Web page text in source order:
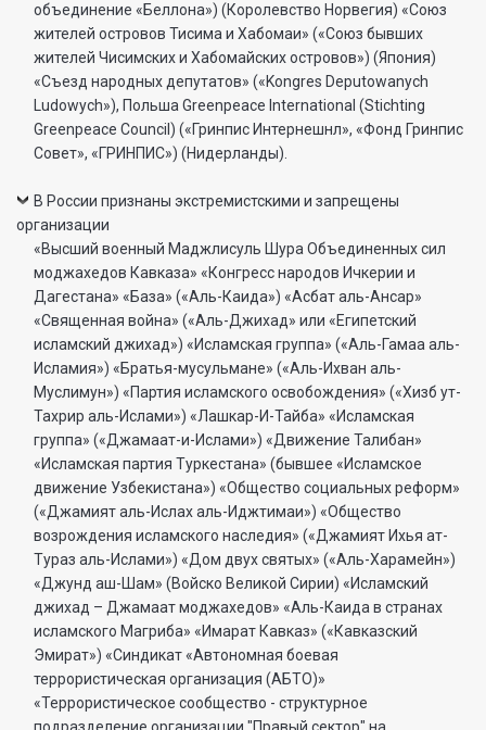
объединение «Беллона») (Королевство Норвегия) «Союз
жителей островов Тисима и Хабомаи» («Союз бывших
жителей Чисимских и Хабомайских островов») (Япония)
«Съезд народных депутатов» («Kongres Deputowanych
Ludowych»), Польша Greenpeace International (Stichting
Greenpeace Council) («Гринпис Интернешнл», «Фонд Гринпис
Совет», «ГРИНПИС») (Нидерланды).
В России признаны экстремистскими и запрещены
организации
«Высший военный Маджлисуль Шура Объединенных сил
моджахедов Кавказа» «Конгресс народов Ичкерии и
Дагестана» «База» («Аль-Каида») «Асбат аль-Ансар»
«Священная война» («Аль-Джихад» или «Египетский
исламский джихад») «Исламская группа» («Аль-Гамаа аль-
Исламия») «Братья-мусульмане» («Аль-Ихван аль-
Муслимун») «Партия исламского освобождения» («Хизб ут-
Тахрир аль-Ислами») «Лашкар-И-Тайба» «Исламская
группа» («Джамаат-и-Ислами») «Движение Талибан»
«Исламская партия Туркестана» (бывшее «Исламское
движение Узбекистана») «Общество социальных реформ»
(«Джамият аль-Ислах аль-Иджтимаи») «Общество
возрождения исламского наследия» («Джамият Ихья ат-
Тураз аль-Ислами») «Дом двух святых» («Аль-Харамейн»)
«Джунд аш-Шам» (Войско Великой Сирии) «Исламский
джихад – Джамаат моджахедов» «Аль-Каида в странах
исламского Магриба» «Имарат Кавказ» («Кавказский
Эмират») «Синдикат «Автономная боевая
террористическая организация (АБТО)»
«Террористическое сообщество - структурное